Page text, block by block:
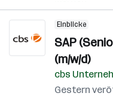
Einblicke
SAP
(m/w/d)
cbs
Gestern